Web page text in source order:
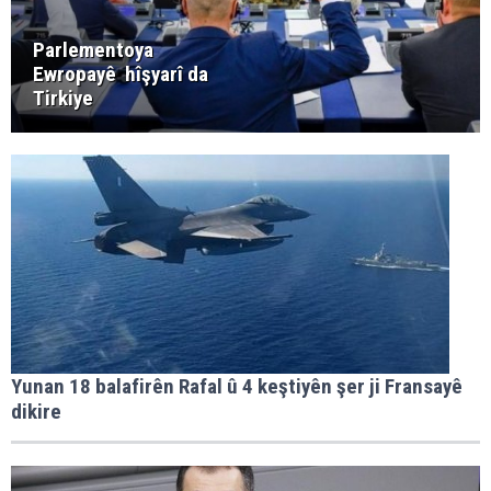
Parlementoya
Ewropayê hîşyarî da
Tirkiye
Yunan 18 balafirên Rafal û 4 keştiyên şer ji Fransayê
dikire